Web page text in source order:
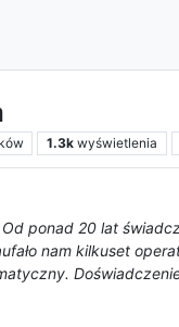
1.3k wyświetlenia
ponad 20 lat
nam kilkuset